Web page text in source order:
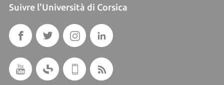
Suivre l'Università di Corsica